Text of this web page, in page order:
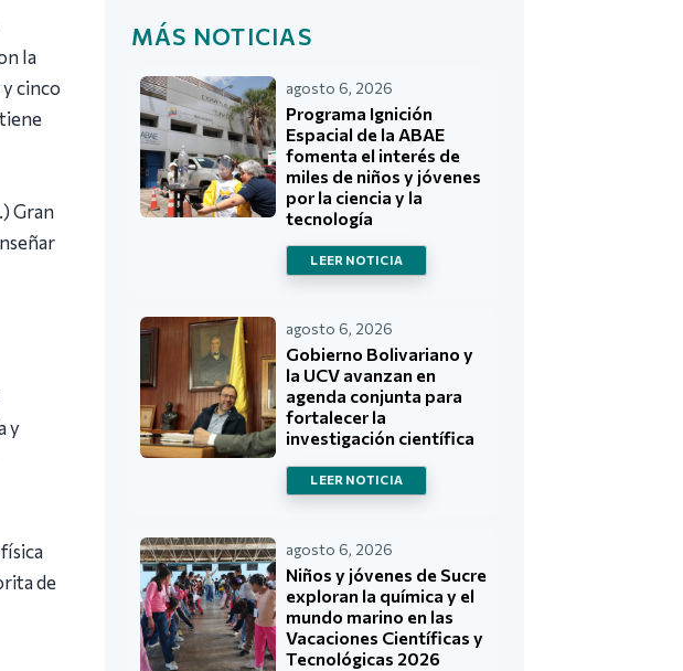
la
cinco
Gran
y
de
MÁS NOTICIAS
agosto 6, 2026
Programa Ignición
Espacial de la ABAE
fomenta el interés de
miles de niños y jóvenes
por la ciencia y la
tecnología
LEER NOTICIA
agosto 6, 2026
Gobierno Bolivariano y
la UCV avanzan en
agenda conjunta para
fortalecer la
investigación científica
LEER NOTICIA
agosto 6, 2026
Niños y jóvenes de Sucre
exploran la química y el
mundo marino en las
Vacaciones Científicas y
Tecnológicas 2026